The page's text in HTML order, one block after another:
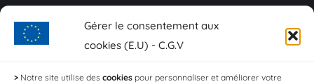
Gérer le consentement aux
cookies (E.U) - C.G.V
> Notre site utilise des cookies pour personnaliser et améliorer votre
Sashimi de truite fumée - Plaquette de 150 g